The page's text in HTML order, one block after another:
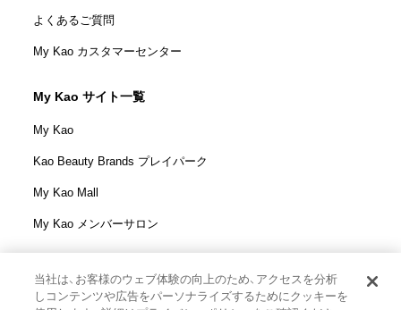
よくあるご質問
My Kao カスタマーセンター
My Kao サイト一覧
My Kao
Kao Beauty Brands プレイパーク
My Kao Mall
My Kao メンバーサロン
花王株式会社
当社は、お客様のウェブ体験の向上のため、アクセスを分析
しコンテンツや広告をパーソナライズするためにクッキーを